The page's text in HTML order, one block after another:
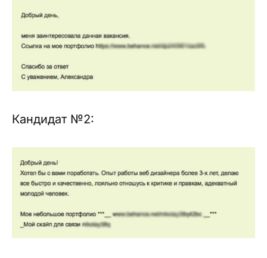
Кандидат №2: